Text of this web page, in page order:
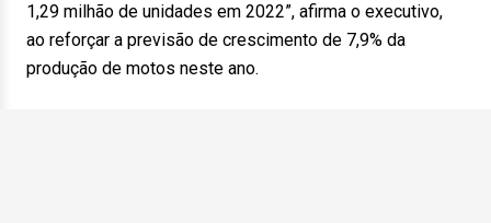
1,29 milhão de unidades em 2022”, afirma o executivo,
ao reforçar a previsão de crescimento de 7,9% da
produção de motos neste ano.